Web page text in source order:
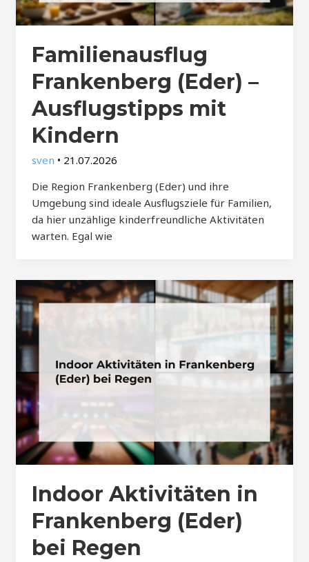
Familienausflug
Frankenberg (Eder) –
Ausflugstipps mit
Kindern
sven • 21.07.2026
Die Region Frankenberg (Eder) und ihre
Umgebung sind ideale Ausflugsziele für Familien,
da hier unzählige kinderfreundliche Aktivitäten
warten. Egal wie
Indoor Aktivitäten in
Frankenberg (Eder)
bei Regen